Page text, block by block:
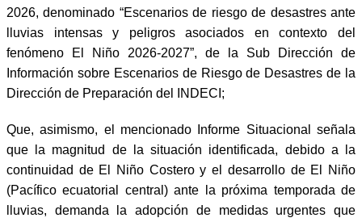
2026, denominado “Escenarios de riesgo de desastres ante
lluvias intensas y peligros asociados en contexto del
fenómeno El Niño 2026-2027”, de la Sub Dirección de
Información sobre Escenarios de Riesgo de Desastres de la
Dirección de Preparación del INDECI;
Que, asimismo, el mencionado Informe Situacional señala
que la magnitud de la situación identificada, debido a la
continuidad de El Niño Costero y el desarrollo de El Niño
(Pacífico ecuatorial central) ante la próxima temporada de
lluvias, demanda la adopción de medidas urgentes que